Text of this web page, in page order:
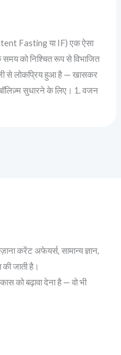
Fasting या IF) एक ऐसा
को निश्चित रूप से विभाजित
से लोकप्रिय हुआ है — खासकर
सुधारने के लिए। 1. वजन
करेंट अफेयर्स, सामान्य ज्ञान,
जाती है।
को बढ़ावा देना है — वो भी